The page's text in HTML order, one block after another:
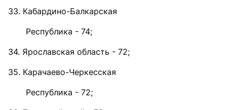
33. Кабардино-Балкарская
Республика - 74;
34. Ярославская область - 72;
35. Карачаево-Черкесская
Республика - 72;